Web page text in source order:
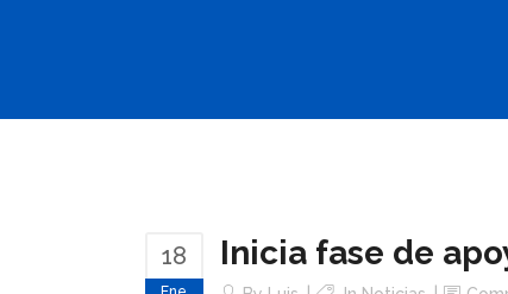
18 Inicia fase de